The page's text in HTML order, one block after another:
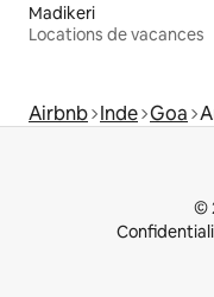
Madikeri
Locations de vacances
Airbnb Inde Goa
©